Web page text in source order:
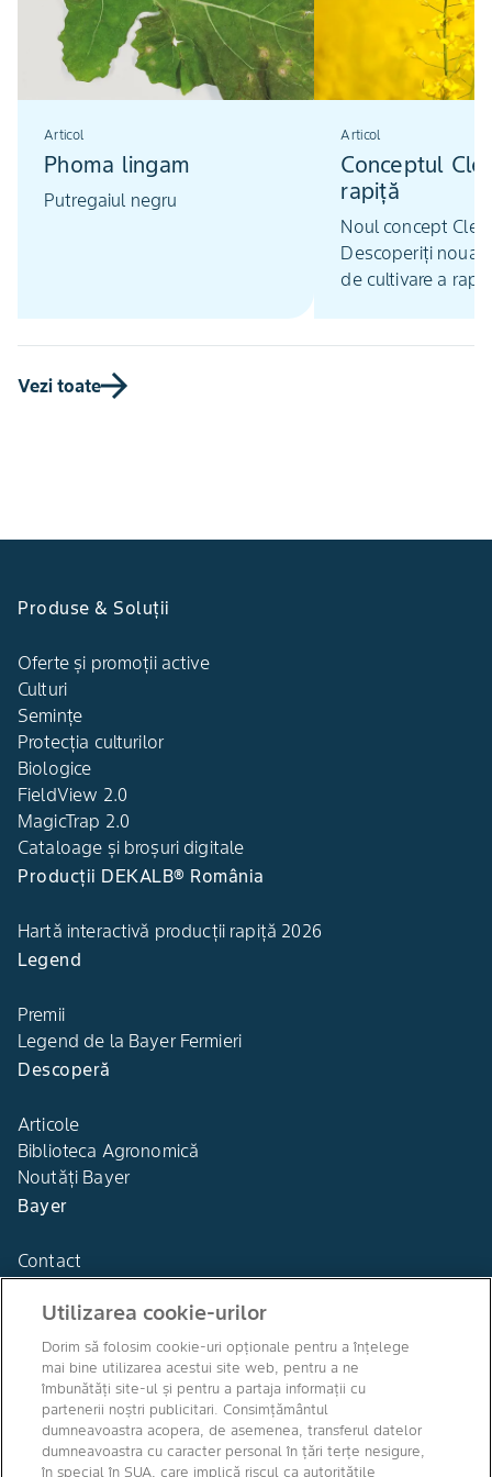
Articol
Phoma lingam
Putregaiul negru
Articol
Conceptul
rapiţă
Noul concept
Descoperiți noua
de cultivare a
Vezi toate
Produse & Soluții
Oferte și promoții active
Culturi
Semințe
Protecția culturilor
Biologice
FieldView 2.0
MagicTrap 2.0
Cataloage și broșuri digitale
Producții DEKALB® România
Hartă interactivă producții rapiță 2026
Legend
Premii
Legend de la Bayer Fermieri
Descoperă
Articole
Biblioteca Agronomică
Noutăți Bayer
Bayer
Contact
Agro Bayer
România
Utilizarea cookie-urilor
Dorim să folosim cookie-uri opționale pentru a înțelege
mai bine utilizarea acestui site web, pentru a ne
îmbunătăți site-ul și pentru a partaja informații cu
partenerii noștri publicitari. Consimțământul
dumneavoastra acopera, de asemenea, transferul datelor
dumneavoastra cu caracter personal în țări terțe nesigure,
în special în SUA, care implică riscul ca autoritățile